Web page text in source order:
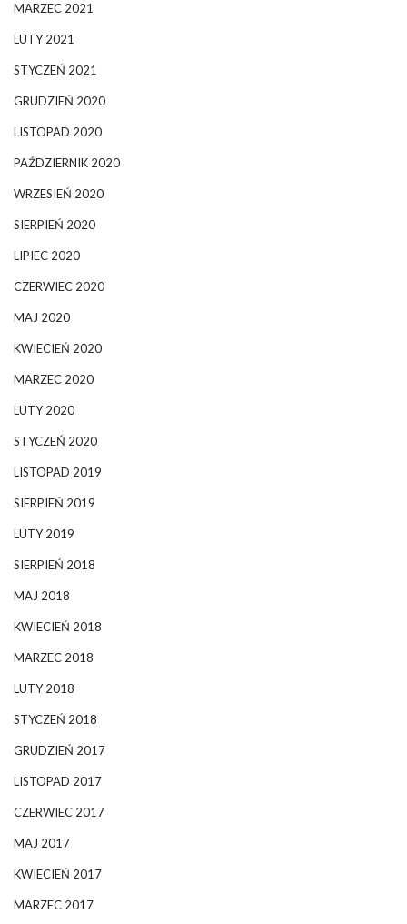
MARZEC 2021
LUTY 2021
STYCZEŃ 2021
GRUDZIEŃ 2020
LISTOPAD 2020
PAŹDZIERNIK 2020
WRZESIEŃ 2020
SIERPIEŃ 2020
LIPIEC 2020
CZERWIEC 2020
MAJ 2020
KWIECIEŃ 2020
MARZEC 2020
LUTY 2020
STYCZEŃ 2020
LISTOPAD 2019
SIERPIEŃ 2019
LUTY 2019
SIERPIEŃ 2018
MAJ 2018
KWIECIEŃ 2018
MARZEC 2018
LUTY 2018
STYCZEŃ 2018
GRUDZIEŃ 2017
LISTOPAD 2017
CZERWIEC 2017
MAJ 2017
KWIECIEŃ 2017
MARZEC 2017